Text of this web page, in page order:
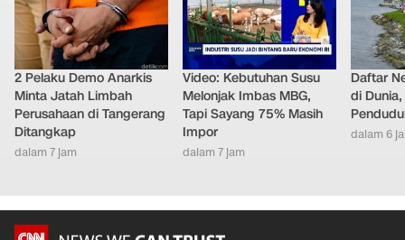
2 Pelaku Demo Anarkis
Minta Jatah Limbah
Perusahaan di Tangerang
Ditangkap
dalam 7 jam
Video: Kebutuhan Susu
Melonjak Imbas MBG,
Tapi Sayang 75% Masih
Impor
dalam 7 jam
Daftar
di
dalam 6